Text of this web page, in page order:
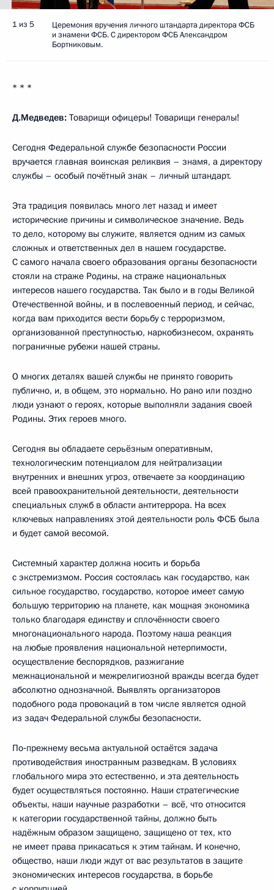
1 из 5
Церемония вручения личного штандарта директора ФСБ
и знамени ФСБ. С директором ФСБ Александром
Бортниковым.
* * *
Д.Медведев: Товарищи офицеры! Товарищи генералы!
Сегодня Федеральной службе безопасности России
вручается главная воинская реликвия – знамя, а директору
службы – особый почётный знак – личный штандарт.
Эта традиция появилась много лет назад и имеет
исторические причины и символическое значение. Ведь
то дело, которому вы служите, является одним из самых
сложных и ответственных дел в нашем государстве.
С самого начала своего образования органы безопасности
стояли на страже Родины, на страже национальных
интересов нашего государства. Так было и в годы Великой
Отечественной войны, и в послевоенный период, и сейчас,
когда вам приходится вести борьбу с терроризмом,
организованной преступностью, наркобизнесом, охранять
пограничные рубежи нашей страны.
О многих деталях вашей службы не принято говорить
публично, и, в общем, это нормально. Но рано или поздно
люди узнают о героях, которые выполняли задания своей
Родины. Этих героев много.
Сегодня вы обладаете серьёзным оперативным,
технологическим потенциалом для нейтрализации
внутренних и внешних угроз, отвечаете за координацию
всей правоохранительной деятельности, деятельности
специальных служб в области антитеррора. На всех
ключевых направлениях этой деятельности роль ФСБ была
и будет самой весомой.
Системный характер должна носить и борьба
с экстремизмом. Россия состоялась как государство, как
сильное государство, государство, которое имеет самую
большую территорию на планете, как мощная экономика
только благодаря единству и сплочённости своего
многонационального народа. Поэтому наша реакция
на любые проявления национальной нетерпимости,
осуществление беспорядков, разжигание
межнациональной и межрелигиозной вражды всегда будет
абсолютно однозначной. Выявлять организаторов
подобного рода провокаций в том числе является одной
из задач Федеральной службы безопасности.
По‑прежнему весьма актуальной остаётся задача
противодействия иностранным разведкам. В условиях
глобального мира это естественно, и эта деятельность
будет осуществляться постоянно. Наши стратегические
объекты, наши научные разработки – всё, что относится
к категории государственной тайны, должно быть
надёжным образом защищено, защищено от тех, кто
не имеет права прикасаться к этим тайнам. И конечно,
общество, наши люди ждут от вас результатов в защите
экономических интересов государства, в борьбе